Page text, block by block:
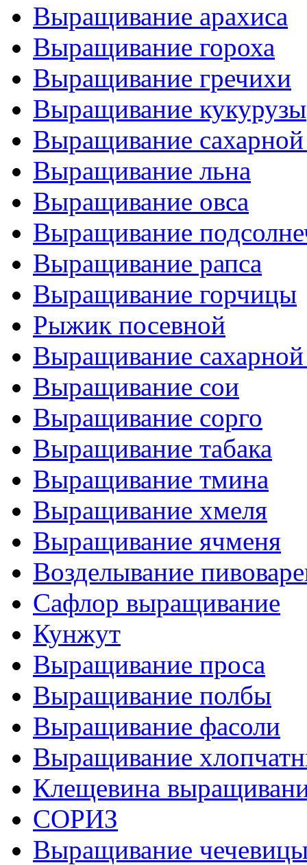
Выращивание арахиса
Выращивание гороха
Выращивание гречихи
Выращивание кукурузы
Выращивание
Выращивание льна
Выращивание овса
Выращивание
Выращивание рапса
Выращивание горчицы
Рыжик посевной
Выращивание
Выращивание сои
Выращивание сорго
Выращивание табака
Выращивание тмина
Выращивание хмеля
Выращивание ячменя
Возделывание
Сафлор выращивание
Кунжут
Выращивание проса
Выращивание полбы
Выращивание фасоли
Выращивание
Клещевина
СОРИЗ
Выращивание